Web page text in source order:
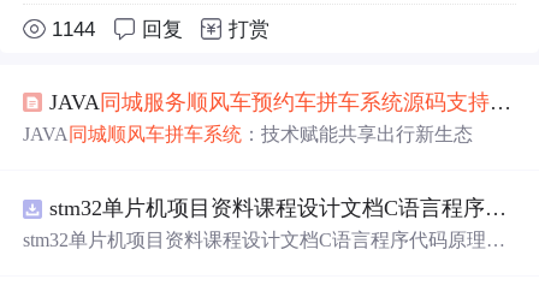
1144 回复 打赏
JAVA 同城服务顺风车预约车拼车系统源码支持小程
JAVA 同城顺风车拼车系统 ：技术赋能共享出行新生态
stm32单片机项目资料课程设计文档C语言程序代码原理图电路PCB实例五种PWM反馈控制模式研究
stm32单片机项目资料课程设计文档C语言程序代码原理图